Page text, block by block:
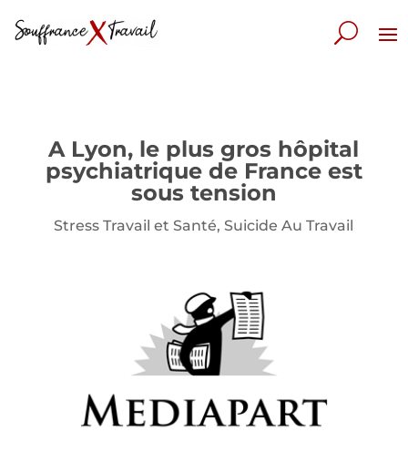
A Lyon, le plus gros hôpital
psychiatrique de France est
sous tension
Stress Travail et Santé,Suicide Au Travail